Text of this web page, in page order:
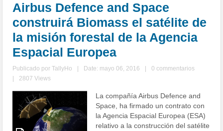
Airbus Defence and Space
construirá Biomass el satélite de
la misión forestal de la Agencia
Espacial Europea
Publicado porTallyHo Date: mayo 06, 2016
0 commentarios
2807 Views
La compañía Airbus Defence and
Space, ha firmado un contrato con
la Agencia Espacial Europea (ESA)
relativo a la construcción del satélite